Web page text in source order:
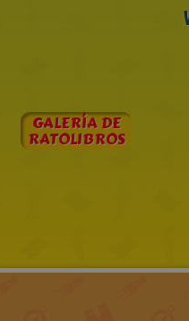
GALERÍA DE
RATOLIBROS